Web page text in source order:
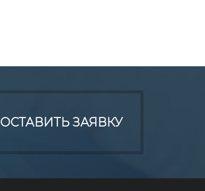
ОСТАВИТЬ ЗАЯВКУ